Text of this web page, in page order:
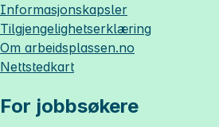
Informasjonskapsler
Tilgjengelighetserklæring
Om arbeidsplassen.no
Nettstedkart
For jobbsøkere